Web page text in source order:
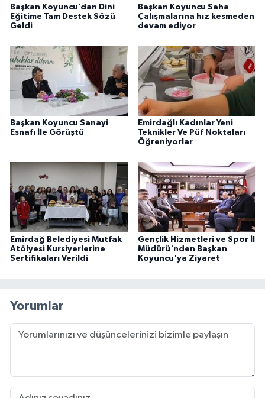
Başkan Koyuncu’dan Dini
Eğitime Tam Destek Sözü
Geldi
Başkan Koyuncu Saha
Çalışmalarına hız kesmeden
devam ediyor
Başkan Koyuncu Sanayi
Esnafı İle Görüştü
Emirdağlı Kadınlar Yeni
Teknikler Ve Püf Noktaları
Öğreniyorlar
Emirdağ Belediyesi Mutfak
Atölyesi Kursiyerlerine
Sertifikaları Verildi
Gençlik Hizmetleri ve Spor İl
Müdürü'nden Başkan
Koyuncu'ya Ziyaret
Yorumlar